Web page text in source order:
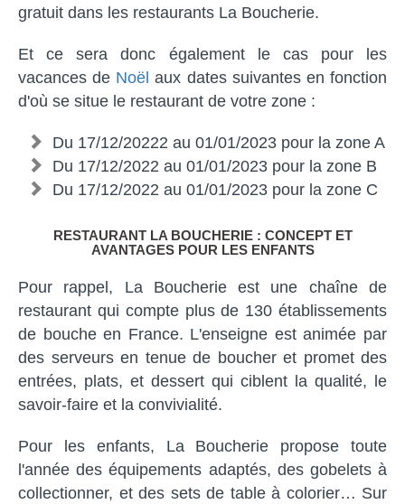
gratuit dans les restaurants La Boucherie.
Et ce sera donc également le cas pour les
vacances de Noël aux dates suivantes en fonction
d'où se situe le restaurant de votre zone :
Du 17/12/20222 au 01/01/2023 pour la zone A
Du 17/12/2022 au 01/01/2023 pour la zone B
Du 17/12/2022 au 01/01/2023 pour la zone C
RESTAURANT LA BOUCHERIE : CONCEPT ET
AVANTAGES POUR LES ENFANTS
Pour rappel, La Boucherie est une chaîne de
restaurant qui compte plus de 130 établissements
de bouche en France. L'enseigne est animée par
des serveurs en tenue de boucher et promet des
entrées, plats, et dessert qui ciblent la qualité, le
savoir-faire et la convivialité.
Pour les enfants, La Boucherie propose toute
l'année des équipements adaptés, des gobelets à
collectionner, et des sets de table à colorier… Sur